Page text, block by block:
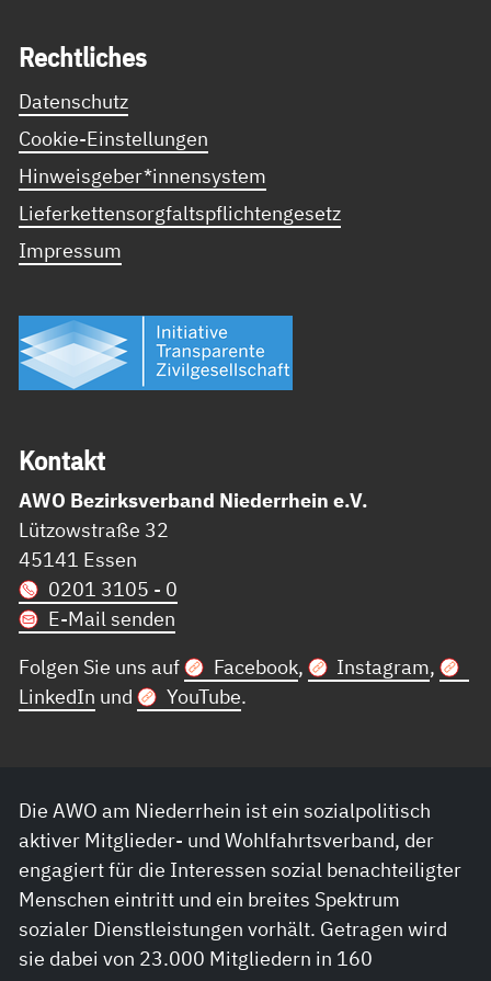
Recht­li­ches
Datenschutz
Cookie-Einstellungen
Hinweisgeber*innensystem
Lieferkettensorgfaltspflichtengesetz
Impressum
Kon­takt
AWO Bezirksverband Niederrhein e.V.
Lützowstraße 32
45141 Essen
0201 3105 - 0
E-Mail senden
Folgen Sie uns auf
Facebook, Instagram,
LinkedIn und YouTube.
Die AWO am Niederrhein ist ein sozialpolitisch
aktiver Mitglieder- und Wohlfahrtsverband, der
engagiert für die Interessen sozial benachteiligter
Menschen eintritt und ein breites Spektrum
sozialer Dienstleistungen vorhält. Getragen wird
sie dabei von 23.000 Mitgliedern in 160